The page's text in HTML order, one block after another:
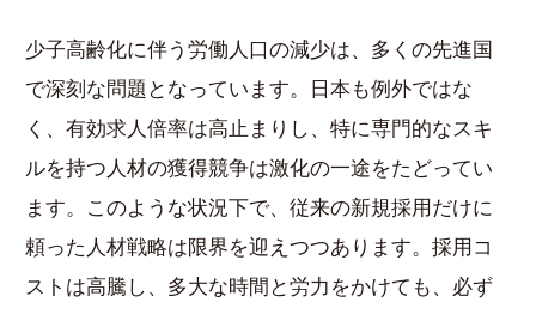
少子高齢化に伴う労働人口の減少は、多くの先進国
で深刻な問題となっています。日本も例外ではな
く、有効求人倍率は高止まりし、特に専門的なスキ
ルを持つ人材の獲得競争は激化の一途をたどってい
ます。このような状況下で、従来の新規採用だけに
頼った人材戦略は限界を迎えつつあります。採用コ
ストは高騰し、多大な時間と労力をかけても、必ず